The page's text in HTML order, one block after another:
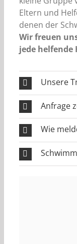
Eltern und
denen der
Wir freuen
jede helfende
Unsere
Anfrage
Wie